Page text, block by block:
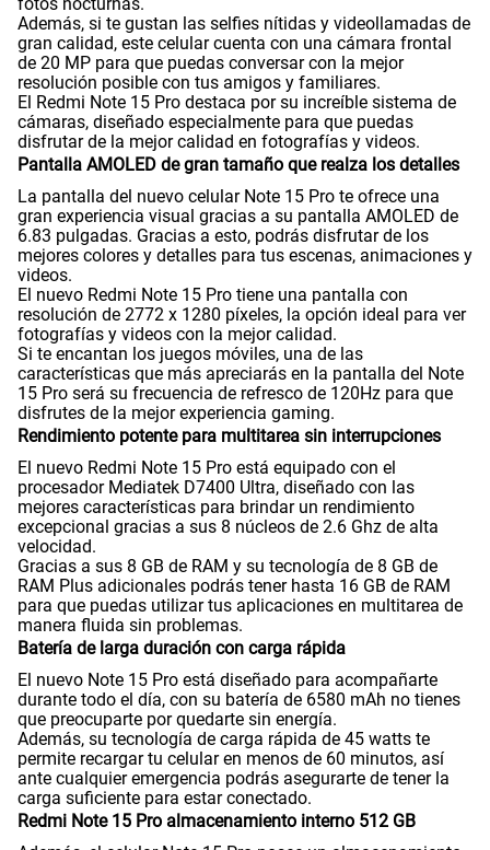
Bluetooth Si
Cámara de fotos Principal 200Mpx+8 Mpx
Cámara de fotos Frontal 20Mpx
Radio FM
Capacidad Memoria Externa
Capacidad Memoria Interna 512 GB
Capacidad Memoria RAM 8+8
GPS Si
Reconocimiento Facial Si
Lector de Huella Si
Además, si te gustan las selfies nítidas y videollamadas de
gran calidad, este celular cuenta con una cámara frontal
de 20 MP para que puedas conversar con la mejor
resolución posible con tus amigos y familiares.
El Redmi Note 15 Pro destaca por su increíble sistema de
cámaras, diseñado especialmente para que puedas
disfrutar de la mejor calidad en fotografías y videos.
Pantalla AMOLED de gran tamaño que realza los detalles
La pantalla del nuevo celular Note 15 Pro te ofrece una
gran experiencia visual gracias a su pantalla AMOLED de
6.83 pulgadas. Gracias a esto, podrás disfrutar de los
mejores colores y detalles para tus escenas, animaciones y
videos.
El nuevo Redmi Note 15 Pro tiene una pantalla con
resolución de 2772 x 1280 píxeles, la opción ideal para ver
fotografías y videos con la mejor calidad.
Si te encantan los juegos móviles, una de las
características que más apreciarás en la pantalla del Note
15 Pro será su frecuencia de refresco de 120Hz para que
disfrutes de la mejor experiencia gaming.
Rendimiento potente para multitarea sin interrupciones
El nuevo Redmi Note 15 Pro está equipado con el
procesador Mediatek D7400 Ultra, diseñado con las
mejores características para brindar un rendimiento
excepcional gracias a sus 8 núcleos de 2.6 Ghz de alta
velocidad.
Gracias a sus 8 GB de RAM y su tecnología de 8 GB de
RAM Plus adicionales podrás tener hasta 16 GB de RAM
para que puedas utilizar tus aplicaciones en multitarea de
manera fluida sin problemas.
Batería de larga duración con carga rápida
El nuevo Note 15 Pro está diseñado para acompañarte
durante todo el día, con su batería de 6580 mAh no tienes
que preocuparte por quedarte sin energía.
Además, su tecnología de carga rápida de 45 watts te
permite recargar tu celular en menos de 60 minutos, así
ante cualquier emergencia podrás asegurarte de tener la
carga suficiente para estar conectado.
Redmi Note 15 Pro almacenamiento interno 512 GB